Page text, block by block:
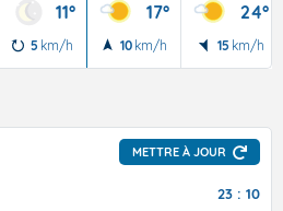
11°
5 km/h
17°
10 km/h
24°
15 km/h
METTRE À JOUR
23 : 10